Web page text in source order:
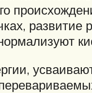
развитие